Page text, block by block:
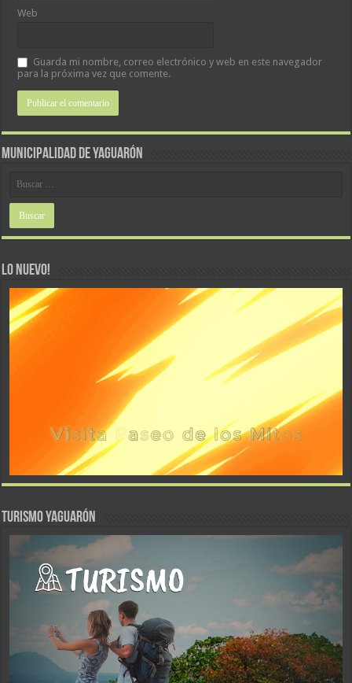
Web
Guarda mi nombre, correo electrónico y web en este navegador
para la próxima vez que comente.
MUNICIPALIDAD DE YAGUARÓN
LO NUEVO!
TURISMO YAGUARÓN